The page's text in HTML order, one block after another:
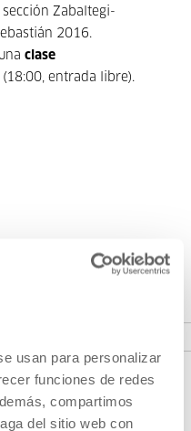
usan para personalizar
funciones de redes
compartimos
del sitio web con
Zabaltegi-
2016.
clase
(18:00, entrada libre).
años trabajando como